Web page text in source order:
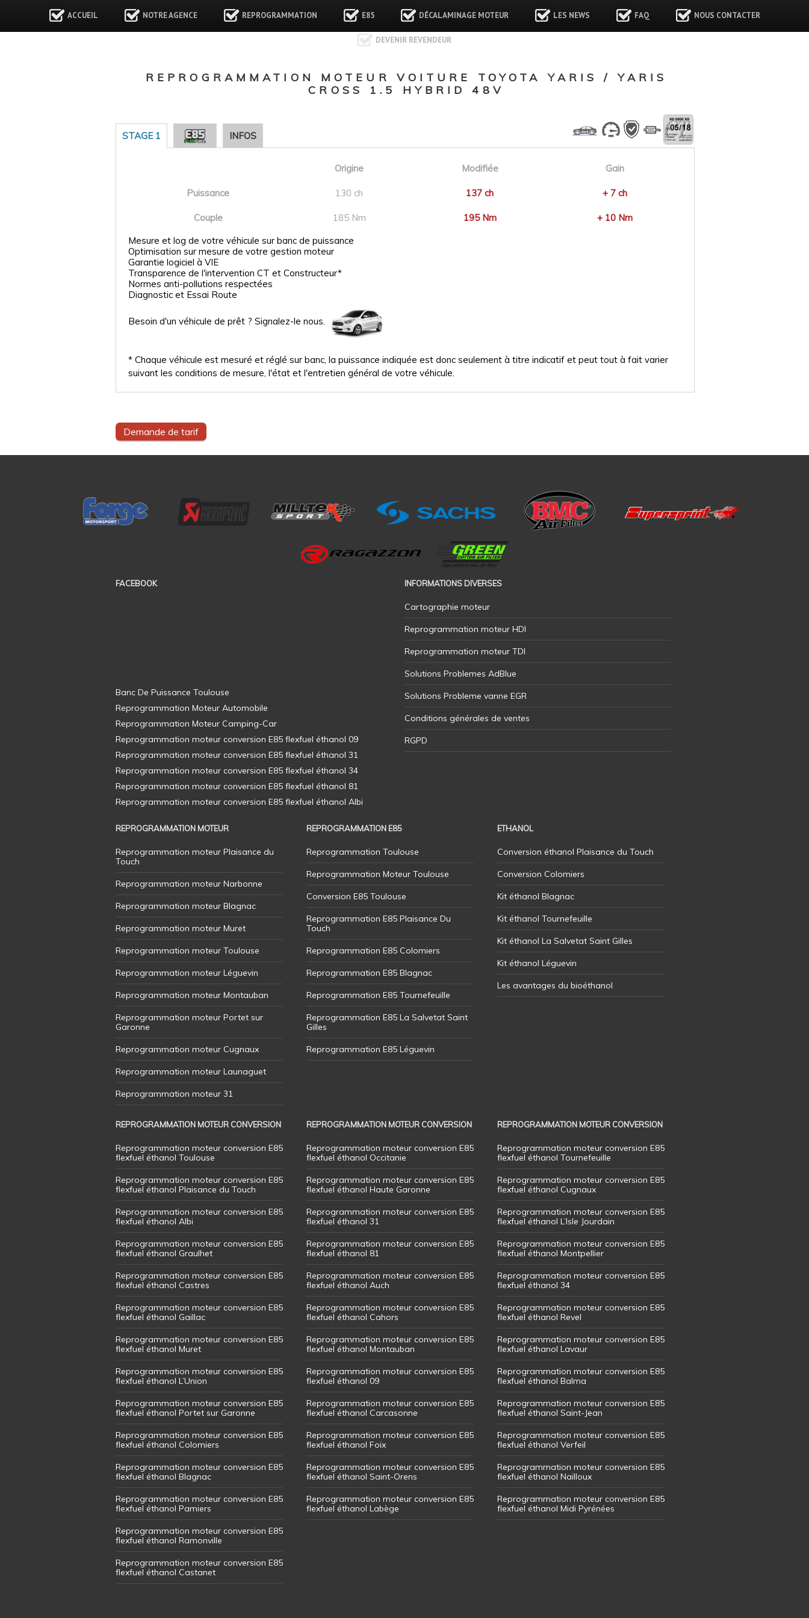
ACCUEIL NOTRE AGENCE REPROGRAMMATION E85 DÉCALAMINAGE MOTEUR LES NEWS FAQ NOUS CONTACTER
DEVENIR REVENDEUR
REPROGRAMMATION MOTEUR VOITURE TOYOTA YARIS / YARIS
CROSS 1.5 HYBRID 48V
STAGE 1 INFOS
Origine Modifiée Gain
Puissance 130 ch 137 ch + 7 ch
Couple 185 Nm 195 Nm
+ 10 Nm
Mesure et log de votre véhicule sur banc de puissance
Optimisation sur mesure de votre gestion moteur
Garantie logiciel à VIE
Transparence de l'intervention CT et Constructeur*
Normes anti-pollutions respectées
Diagnostic et Essai Route
Besoin d'un véhicule de prêt ? Signalez-le nous.
* Chaque véhicule est mesuré et réglé sur banc, la puissance indiquée est donc seulement à titre indicatif et peut tout à fait varier
suivant les conditions de mesure, l'état et l'entretien général de votre véhicule.
Demande de tarif
FACEBOOK INFORMATIONS DIVERSES
Cartographie moteur
Reprogrammation moteur HDI
Reprogrammation moteur TDI
Solutions Problemes AdBlue
Solutions Probleme vanne EGR
Conditions générales de ventes
RGPD
REPROGRAMMATION MOTEUR
Reprogrammation moteur Plaisance du
Touch
Reprogrammation moteur Narbonne
Reprogrammation moteur Blagnac
Reprogrammation moteur Muret
Reprogrammation moteur Toulouse
Reprogrammation moteur Léguevin
Reprogrammation moteur Montauban
Reprogrammation moteur Portet sur
Garonne
Reprogrammation moteur Cugnaux
Reprogrammation moteur Launaguet
Reprogrammation moteur 31
REPROGRAMMATION E85
Reprogrammation Toulouse
Reprogrammation Moteur Toulouse
Conversion E85 Toulouse
Reprogrammation E85 Plaisance Du
Touch
Reprogrammation E85 Colomiers
Reprogrammation E85 Blagnac
Reprogrammation E85 Tournefeuille
Reprogrammation E85 La Salvetat Saint
Gilles
Reprogrammation E85 Léguevin
ETHANOL
Conversion éthanol Plaisance du Touch
Conversion Colomiers
Kit éthanol Blagnac
Kit éthanol Tournefeuille
Kit éthanol La Salvetat Saint Gilles
Kit éthanol Léguevin
Les avantages du bioéthanol
REPROGRAMMATION MOTEUR CONVERSION
Reprogrammation moteur conversion E85
flexfuel éthanol Toulouse
Reprogrammation moteur conversion E85
flexfuel éthanol Plaisance du Touch
Reprogrammation moteur conversion E85
flexfuel éthanol Albi
Reprogrammation moteur conversion E85
flexfuel éthanol Graulhet
Reprogrammation moteur conversion E85
flexfuel éthanol Castres
Reprogrammation moteur conversion E85
flexfuel éthanol Gaillac
Reprogrammation moteur conversion E85
flexfuel éthanol Muret
Reprogrammation moteur conversion E85
flexfuel éthanol L’Union
Reprogrammation moteur conversion E85
flexfuel éthanol Portet sur Garonne
Reprogrammation moteur conversion E85
flexfuel éthanol Colomiers
Reprogrammation moteur conversion E85
flexfuel éthanol Blagnac
Reprogrammation moteur conversion E85
flexfuel éthanol Pamiers
Reprogrammation moteur conversion E85
flexfuel éthanol Ramonville
Reprogrammation moteur conversion E85
flexfuel éthanol Castanet
REPROGRAMMATION MOTEUR CONVERSION
Reprogrammation moteur conversion E85
flexfuel éthanol Occitanie
Reprogrammation moteur conversion E85
flexfuel éthanol Haute Garonne
Reprogrammation moteur conversion E85
flexfuel éthanol 31
Reprogrammation moteur conversion E85
flexfuel éthanol 81
Reprogrammation moteur conversion E85
flexfuel éthanol Auch
Reprogrammation moteur conversion E85
flexfuel éthanol Cahors
Reprogrammation moteur conversion E85
flexfuel éthanol Montauban
Reprogrammation moteur conversion E85
flexfuel éthanol 09
Reprogrammation moteur conversion E85
flexfuel éthanol Carcasonne
Reprogrammation moteur conversion E85
flexfuel éthanol Foix
Reprogrammation moteur conversion E85
flexfuel éthanol Saint-Orens
Reprogrammation moteur conversion E85
flexfuel éthanol Labège
REPROGRAMMATION MOTEUR CONVERSION
Reprogrammation moteur conversion E85
flexfuel éthanol Tournefeuille
Reprogrammation moteur conversion E85
flexfuel éthanol Cugnaux
Reprogrammation moteur conversion E85
flexfuel éthanol L’Isle Jourdain
Reprogrammation moteur conversion E85
flexfuel éthanol Montpellier
Reprogrammation moteur conversion E85
flexfuel éthanol 34
Reprogrammation moteur conversion E85
flexfuel éthanol Revel
Reprogrammation moteur conversion E85
flexfuel éthanol Lavaur
Reprogrammation moteur conversion E85
flexfuel éthanol Balma
Reprogrammation moteur conversion E85
flexfuel éthanol Saint-Jean
Reprogrammation moteur conversion E85
flexfuel éthanol Verfeil
Reprogrammation moteur conversion E85
flexfuel éthanol Nailloux
Reprogrammation moteur conversion E85
flexfuel éthanol Midi Pyrénées
Banc De Puissance Toulouse
Reprogrammation Moteur Automobile
Reprogrammation Moteur Camping-Car
Reprogrammation moteur conversion E85 flexfuel éthanol 09
Reprogrammation moteur conversion E85 flexfuel éthanol 31
Reprogrammation moteur conversion E85 flexfuel éthanol 34
Reprogrammation moteur conversion E85 flexfuel éthanol 81
Reprogrammation moteur conversion E85 flexfuel éthanol Albi